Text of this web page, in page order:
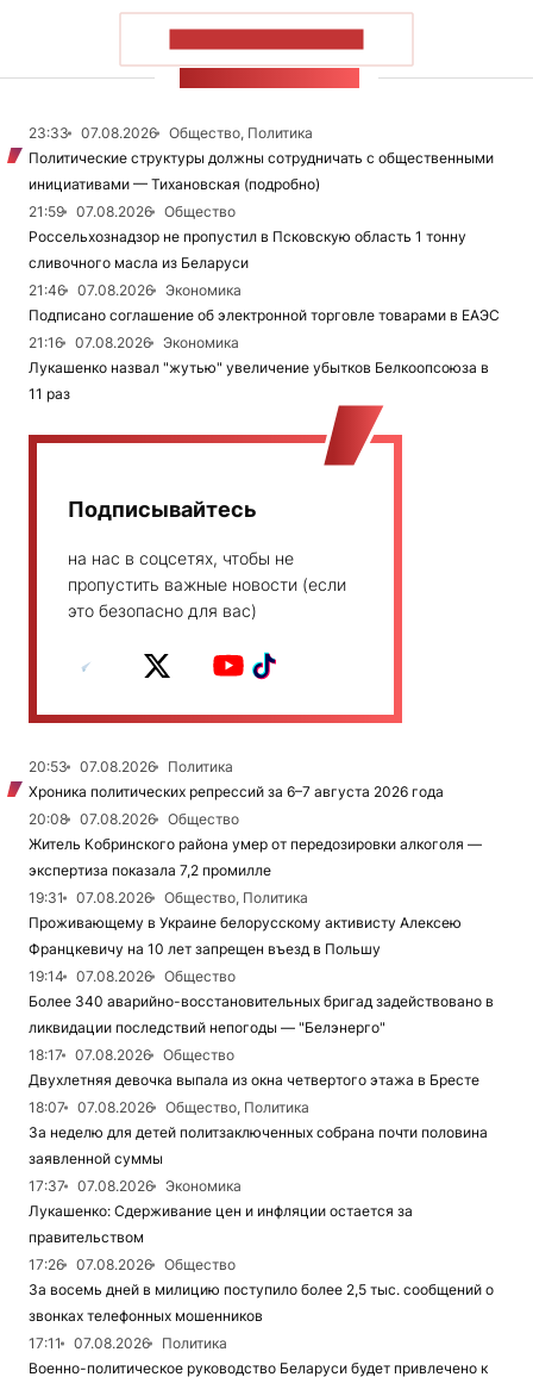
23:33 07.08.2026
Общество, Политика
Политические структуры должны сотрудничать с общественными
инициативами — Тихановская (подробно)
21:59
07.08.2026
Общество
Россельхознадзор не пропустил в Псковскую область 1 тонну
сливочного масла из Беларуси
21:46
07.08.2026
Экономика
Подписано соглашение об электронной торговле товарами в ЕАЭС
21:16
07.08.2026
Экономика
Лукашенко назвал "жутью" увеличение убытков Белкоопсоюза в
11 раз
Подписывайтесь
на нас в соцсетях, чтобы не
пропустить важные новости (если
это безопасно для вас)
20:53 07.08.2026
Политика
Хроника политических репрессий за 6–7 августа 2026 года
20:08
07.08.2026
Общество
Житель Кобринского района умер от передозировки алкоголя —
экспертиза показала 7,2 промилле
19:31
07.08.2026
Общество, Политика
Проживающему в Украине белорусскому активисту Алексею
Францкевичу на 10 лет запрещен въезд в Польшу
19:14
07.08.2026
Общество
Более 340 аварийно-восстановительных бригад задействовано в
ликвидации последствий непогоды — "Белэнерго"
18:17
07.08.2026
Общество
Двухлетняя девочка выпала из окна четвертого этажа в Бресте
18:07
07.08.2026
Общество, Политика
За неделю для детей политзаключенных собрана почти половина
заявленной суммы
17:37
07.08.2026
Экономика
Лукашенко: Сдерживание цен и инфляции остается за
правительством
17:26
07.08.2026
Общество
За восемь дней в милицию поступило более 2,5 тыс. сообщений о
звонках телефонных мошенников
17:11
07.08.2026
Политика
Военно-политическое руководство Беларуси будет привлечено к